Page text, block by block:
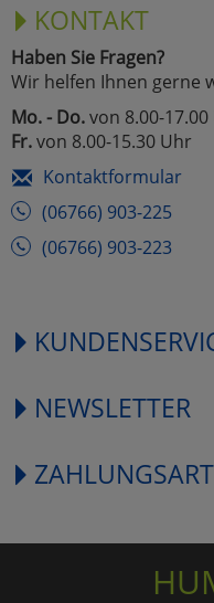
KONTAKT
Haben Sie Fragen?
Wir helfen Ihnen gerne
Mo. - Do.von 8.00-
Fr.von 8.00-15.30 Uhr
Kontaktformular
(06766) 903-225
(06766) 903-223
NEWSLETTER